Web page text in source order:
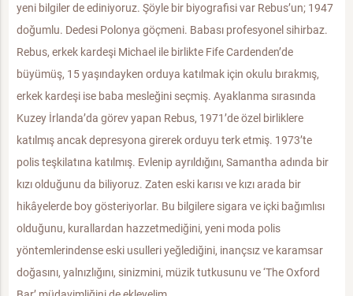
yeni bilgiler de ediniyoruz. Şöyle bir biyografisi var Rebus’un; 1947
doğumlu. Dedesi Polonya göçmeni. Babası profesyonel sihirbaz.
Rebus, erkek kardeşi Michael ile birlikte Fife Cardenden’de
büyümüş, 15 yaşındayken orduya katılmak için okulu bırakmış,
erkek kardeşi ise baba mesleğini seçmiş. Ayaklanma sırasında
Kuzey İrlanda’da görev yapan Rebus, 1971’de özel birliklere
katılmış ancak depresyona girerek orduyu terk etmiş. 1973’te
polis teşkilatına katılmış. Evlenip ayrıldığını, Samantha adında bir
kızı olduğunu da biliyoruz. Zaten eski karısı ve kızı arada bir
hikâyelerde boy gösteriyorlar. Bu bilgilere sigara ve içki bağımlısı
olduğunu, kurallardan hazzetmediğini, yeni moda polis
yöntemlerindense eski usulleri yeğlediğini, inançsız ve karamsar
doğasını, yalnızlığını, sinizmini, müzik tutkusunu ve ‘The Oxford